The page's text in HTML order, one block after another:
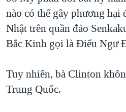
nào có thể gây phương hại
Nhật trên quần đảo
Bắc Kinh gọi là Điếu Ngư
Tuy nhiên, bà Clinton
Trung Quốc.